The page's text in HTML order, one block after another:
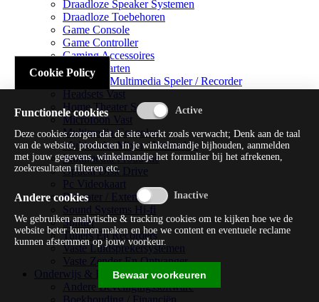
Draadloze Speaker Systemen
Draadloze Toebehoren
Game Console
Game Controller
Gaming Accessoires
Geluidskaarten
Handheld Multimedia Speler / Recorder
Headsets Vast
Home Theater Systems
Microfoon Vast
Multimedia Consoles
Multimedia Mixer / Versterker
Multimedia Productie
Optical Disk Drive
Pc Videokaart
Repeater / Extender
Sound Systems Hi-fi
Splitter
Tuners En Recorders
Vaste Luidsprekersystemen
Vaste Zender En Ontvanger
Onderwijs & Recreatie
Andere Beveiligingssoftware
Cookie Policy
Functionele cookies
Deze cookies zorgen dat de site werkt zoals verwacht; Denk aan de taal
van de website, producten in je winkelmandje bijhouden, aanmelden
met jouw gegevens, winkelmandje het formulier bij het afrekenen,
zoekresultaten filteren etc.
Andere cookies
We gebruiken analytische & tracking cookies om te kijken hoe we de
website beter kunnen maken en hoe we content en eventuele reclame
kunnen afstemmen op jouw voorkeur.
Bewaar voorkeuren